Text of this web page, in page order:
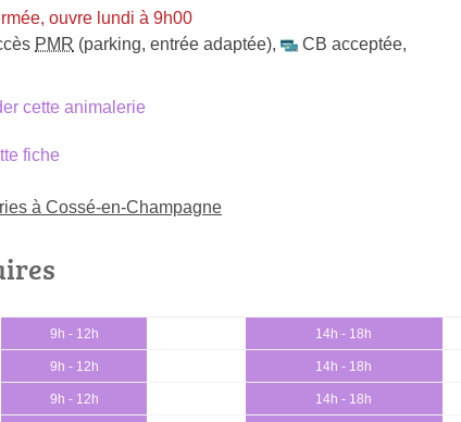
ouvre lundi à 9h00
PMR (parking, entrée adaptée), CB acceptée,
cette animalerie
fiche
à Cossé-en-Champagne
9h - 12h 14h - 18h
9h - 12h 14h - 18h
9h - 12h 14h - 18h